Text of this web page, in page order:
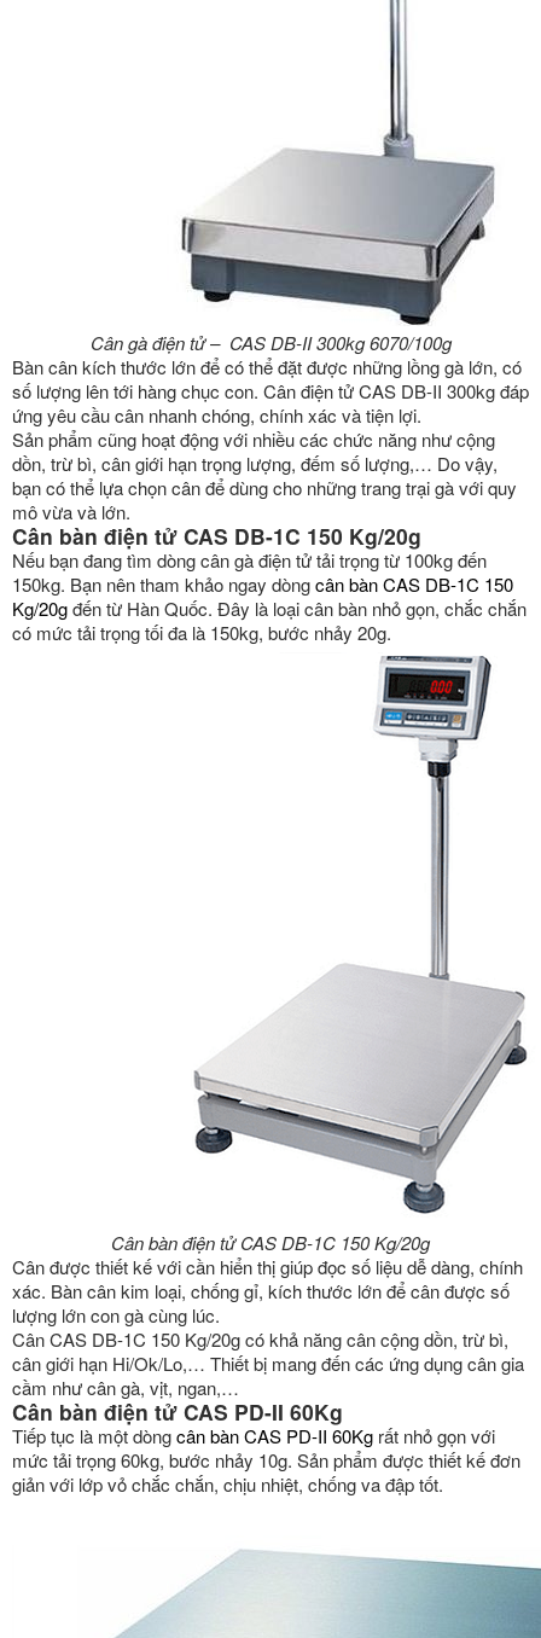
Cân gà điện tử – CAS DB-II 300kg 6070/100g
Bàn cân kích thước lớn để có thể đặt được những lồng gà lớn, có
số lượng lên tới hàng chục con. Cân điện tử CAS DB-II 300kg đáp
ứng yêu cầu cân nhanh chóng, chính xác và tiện lợi.
Sản phẩm cũng hoạt động với nhiều các chức năng như cộng
dồn, trừ bì, cân giới hạn trọng lượng, đếm số lượng,… Do vậy,
bạn có thể lựa chọn cân để dùng cho những trang trại gà với quy
mô vừa và lớn.
Cân bàn điện tử CAS DB-1C 150 Kg/20g
Nếu bạn đang tìm dòng cân gà điện tử tải trọng từ 100kg đến
150kg. Bạn nên tham khảo ngay dòngcân bàn CAS DB-1C 150
Kg/20gđến từ Hàn Quốc. Đây là loại cân bàn nhỏ gọn, chắc chắn
có mức tải trọng tối đa là 150kg, bước nhảy 20g.
Cân bàn điện tử CAS DB-1C 150 Kg/20g
Cân được thiết kế với cần hiển thị giúp đọc số liệu dễ dàng, chính
xác. Bàn cân kim loại, chống gỉ, kích thước lớn để cân được số
lượng lớn con gà cùng lúc.
Cân CAS DB-1C 150 Kg/20g có khả năng cân cộng dồn, trừ bì,
cân giới hạn Hi/Ok/Lo,… Thiết bị mang đến các ứng dụng cân gia
cầm như cân gà, vịt, ngan,…
Cân bàn điện tử CAS PD-II 60Kg
Tiếp tục là một dòngcân bàn CAS PD-II 60Kg rất nhỏ gọn với
mức tải trọng 60kg, bước nhảy 10g. Sản phẩm được thiết kế đơn
giản với lớp vỏ chắc chắn, chịu nhiệt, chống va đập tốt.